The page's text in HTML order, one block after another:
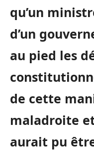
qu’un
d’un
au pied les
de cette
maladroite
aurait pu